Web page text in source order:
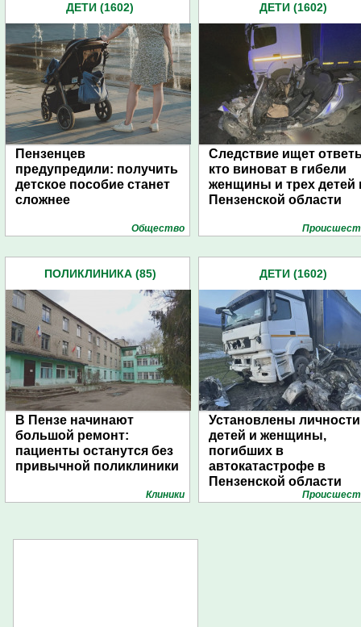
ДЕТИ (1602)
Пензенцев
предупредили: получить
детское пособие станет
сложнее
Общество
ДЕТИ (1602)
Следствие ищет
кто виноват в гибели
женщины и трех детей
Пензенской области
ПОЛИКЛИНИКА (85)
В Пензе начинают
большой ремонт:
пациенты останутся без
привычной поликлиники
Клиники
ДЕТИ (1602)
Установлены личности
детей и женщины,
погибших в
автокатастрофе в
Пензенской области